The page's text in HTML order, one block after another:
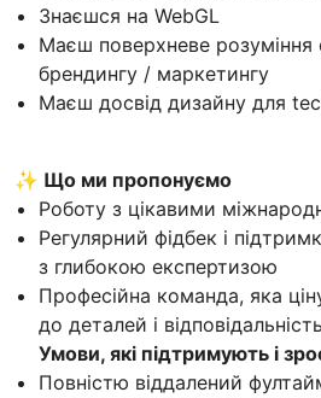
Знаєшся на WebGL
Маєш поверхневе розуміння
брендингу / маркетингу
Маєш досвід дизайну для
✨ Що ми пропонуємо
Роботу з цікавими
Регулярний фідбек і
з глибокою експертизою
Професійна команда, яка
до деталей і відповідальність
Умови, які підтримують і
Повністю віддалений